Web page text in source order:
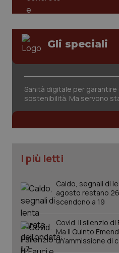
Gli speciali
Sanità digitale per garantire
sostenibilità. Ma servono
I più letti
Caldo, segnali di
agosto restano
scendono a 19
Covid. Il silenzio di
Ma il Quinto
un’ammissione di
tracking-sites-ironfish-
session-id
_ga